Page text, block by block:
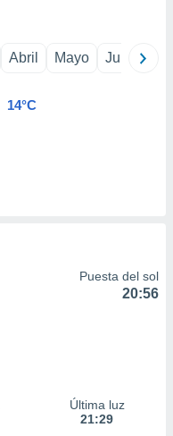
Abril Mayo Junio
14°C
Puesta del sol
20:56
Última luz
21:29